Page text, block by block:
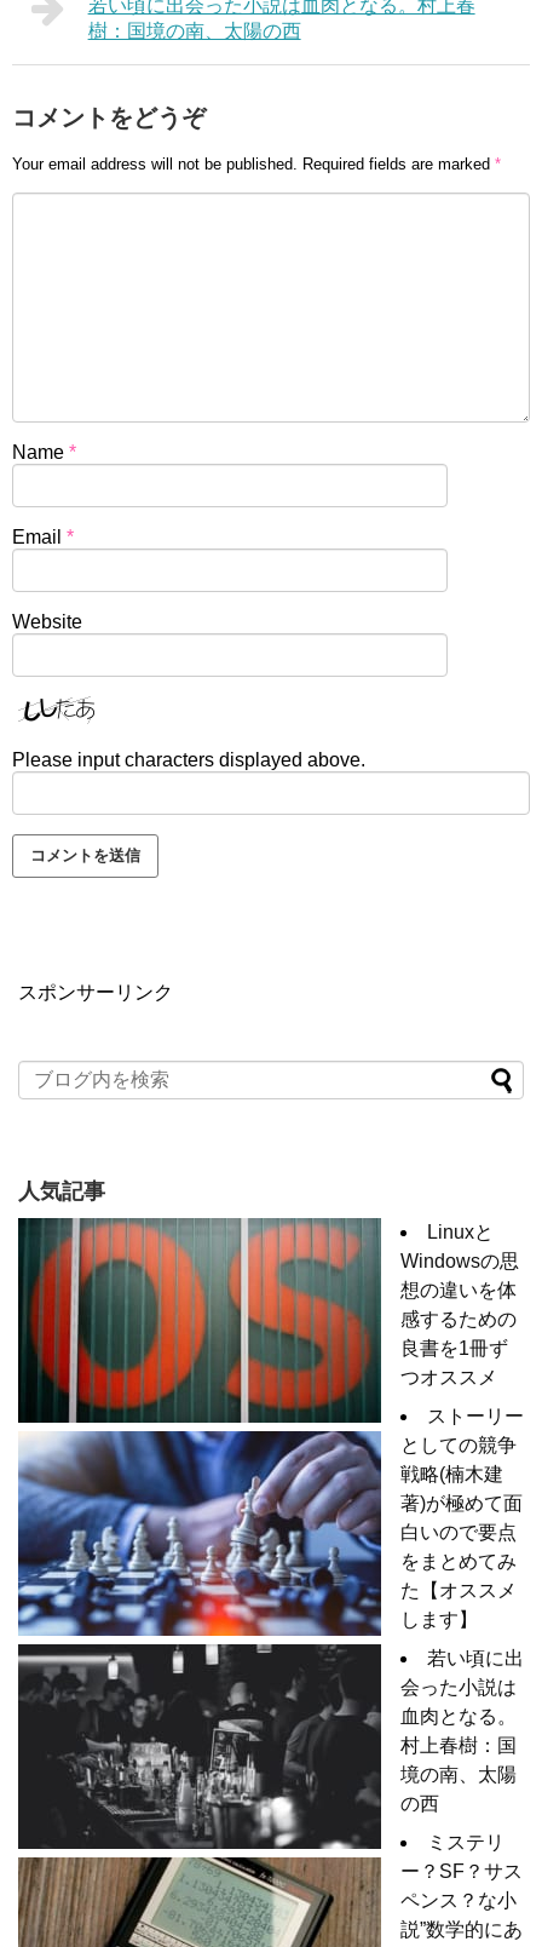
若い頃に出会った小説は血肉となる。村上春
樹：国境の南、太陽の西
コメントをどうぞ
Your email address will not be published. Required fields are marked *
Name *
Email *
Website
Please input characters displayed above.
スポンサーリンク
人気記事
Linuxと
Windowsの思
想の違いを体
感するための
良書を1冊ず
つオススメ
ストーリー
としての競争
戦略(楠木建
著)が極めて面
白いので要点
をまとめてみ
た【オススメ
します】
若い頃に出
会った小説は
血肉となる。
村上春樹：国
境の南、太陽
の西
ミステリ
ー？SF？サス
ペンス？な小
説”数学的にあ